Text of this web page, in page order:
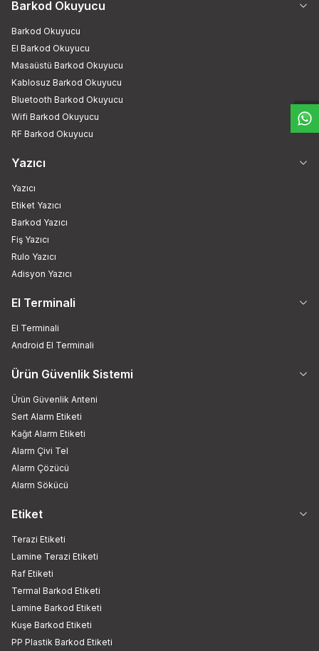
Barkod Okuyucu
Barkod Okuyucu
El Barkod Okuyucu
Masaüstü Barkod Okuyucu
Kablosuz Barkod Okuyucu
Bluetooth Barkod Okuyucu
Wifi Barkod Okuyucu
RF Barkod Okuyucu
Yazıcı
Yazıcı
Etiket Yazıcı
Barkod Yazıcı
Fiş Yazıcı
Rulo Yazıcı
Adisyon Yazıcı
El Terminali
El Terminali
Android El Terminali
Ürün Güvenlik Sistemi
Ürün Güvenlik Anteni
Sert Alarm Etiketi
Kağıt Alarm Etiketi
Alarm Çivi Tel
Alarm Çözücü
Alarm Sökücü
Etiket
Terazi Etiketi
Lamine Terazi Etiketi
Raf Etiketi
Termal Barkod Etiketi
Lamine Barkod Etiketi
Kuşe Barkod Etiketi
PP Plastik Barkod Etiketi